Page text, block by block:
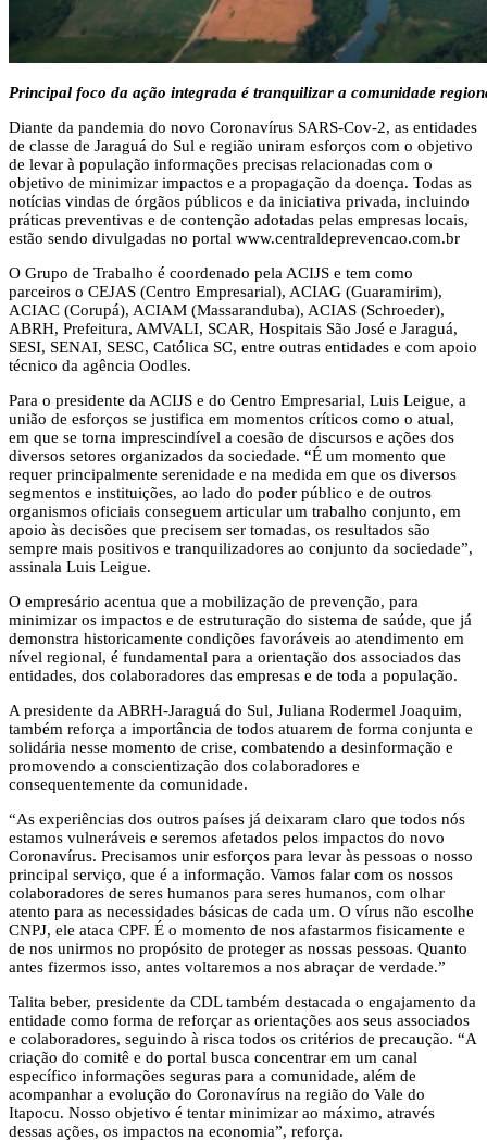
Principal foco da ação integrada é tranquilizar a comunidade
Diante da pandemia do novo Coronavírus SARS-Cov-2, as entidades
de classe de Jaraguá do Sul e região uniram esforços com o objetivo
de levar à população informações precisas relacionadas com o
objetivo de minimizar impactos e a propagação da doença. Todas as
notícias vindas de órgãos públicos e da iniciativa privada, incluindo
práticas preventivas e de contenção adotadas pelas empresas locais,
estão sendo divulgadas no portal www.centraldeprevencao.com.br
O Grupo de Trabalho é coordenado pela ACIJS e tem como
parceiros o CEJAS (Centro Empresarial), ACIAG (Guaramirim),
ACIAC (Corupá), ACIAM (Massaranduba), ACIAS (Schroeder),
ABRH, Prefeitura, AMVALI, SCAR, Hospitais São José e Jaraguá,
SESI, SENAI, SESC, Católica SC, entre outras entidades e com apoio
técnico da agência Oodles.
Para o presidente da ACIJS e do Centro Empresarial, Luis Leigue, a
união de esforços se justifica em momentos críticos como o atual,
em que se torna imprescindível a coesão de discursos e ações dos
diversos setores organizados da sociedade. “É um momento que
requer principalmente serenidade e na medida em que os diversos
segmentos e instituições, ao lado do poder público e de outros
organismos oficiais conseguem articular um trabalho conjunto, em
apoio às decisões que precisem ser tomadas, os resultados são
sempre mais positivos e tranquilizadores ao conjunto da sociedade”,
assinala Luis Leigue.
O empresário acentua que a mobilização de prevenção, para
minimizar os impactos e de estruturação do sistema de saúde, que já
demonstra historicamente condições favoráveis ao atendimento em
nível regional, é fundamental para a orientação dos associados das
entidades, dos colaboradores das empresas e de toda a população.
A presidente da ABRH-Jaraguá do Sul, Juliana Rodermel Joaquim,
também reforça a importância de todos atuarem de forma conjunta e
solidária nesse momento de crise, combatendo a desinformação e
promovendo a conscientização dos colaboradores e
consequentemente da comunidade.
“As experiências dos outros países já deixaram claro que todos nós
estamos vulneráveis e seremos afetados pelos impactos do novo
Coronavírus. Precisamos unir esforços para levar às pessoas o nosso
principal serviço, que é a informação. Vamos falar com os nossos
colaboradores de seres humanos para seres humanos, com olhar
atento para as necessidades básicas de cada um. O vírus não escolhe
CNPJ, ele ataca CPF. É o momento de nos afastarmos fisicamente e
de nos unirmos no propósito de proteger as nossas pessoas. Quanto
antes fizermos isso, antes voltaremos a nos abraçar de verdade.”
Talita beber, presidente da CDL também destacada o engajamento da
entidade como forma de reforçar as orientações aos seus associados
e colaboradores, seguindo à risca todos os critérios de precaução. “A
criação do comitê e do portal busca concentrar em um canal
específico informações seguras para a comunidade, além de
acompanhar a evolução do Coronavírus na região do Vale do
Itapocu. Nosso objetivo é tentar minimizar ao máximo, através
dessas ações, os impactos na economia”, reforça.